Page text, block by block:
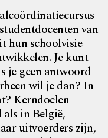
van
hun schoolvisie
Je kunt
je geen antwoord
wil je dan? In
Kerndoelen
in België,
uitvoerders zijn,